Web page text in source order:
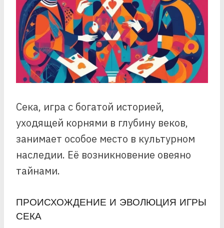
Сека, игра с богатой историей,
уходящей корнями в глубину веков,
занимает особое место в культурном
наследии. Её возникновение овеяно
тайнами.
ПРОИСХОЖДЕНИЕ И ЭВОЛЮЦИЯ ИГРЫ
СЕКА